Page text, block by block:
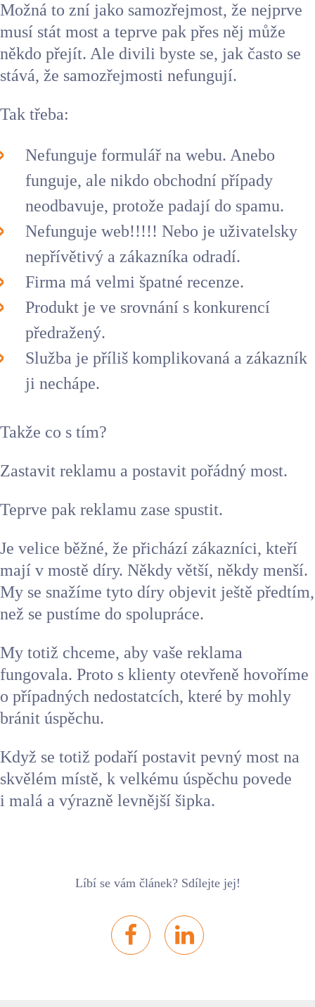
Možná to zní jako samozřejmost, že nejprve
musí stát most a teprve pak přes něj může
někdo přejít. Ale divili byste se, jak často se
stává, že samozřejmosti nefungují.
Tak třeba:
Nefunguje formulář na webu. Anebo
funguje, ale nikdo obchodní případy
neodbavuje, protože padají do spamu.
Nefunguje web!!!!! Nebo je uživatelsky
nepřívětivý a zákazníka odradí.
Firma má velmi špatné recenze.
Produkt je ve srovnání s konkurencí
předražený.
Služba je příliš komplikovaná a zákazník
ji nechápe.
Takže co s tím?
Zastavit reklamu a postavit pořádný most.
Teprve pak reklamu zase spustit.
Je velice běžné, že přichází zákazníci, kteří
mají v mostě díry. Někdy větší, někdy menší.
My se snažíme tyto díry objevit ještě předtím,
než se pustíme do spolupráce.
My totiž chceme, aby vaše reklama
fungovala. Proto s klienty otevřeně hovoříme
o případných nedostatcích, které by mohly
bránit úspěchu.
Když se totiž podaří postavit pevný most na
skvělém místě, k velkému úspěchu povede
i malá a výrazně levnější šipka.
Líbí se vám článek? Sdílejte jej!